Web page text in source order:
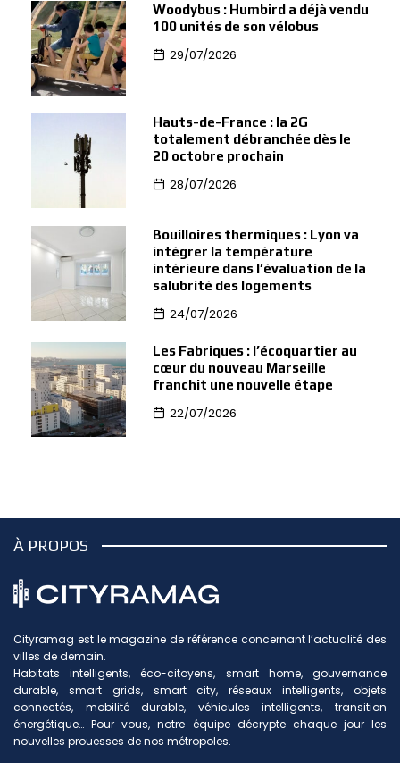
Woodybus : Humbird a déjà vendu
100 unités de son vélobus
29/07/2026
Hauts-de-France : la 2G
totalement débranchée dès le
20 octobre prochain
28/07/2026
Bouilloires thermiques : Lyon va
intégrer la température
intérieure dans l’évaluation de la
salubrité des logements
24/07/2026
Les Fabriques : l’écoquartier au
cœur du nouveau Marseille
franchit une nouvelle étape
22/07/2026
À PROPOS
Cityramag est le magazine de référence concernant l’actualité des
villes de demain.
Habitats intelligents, éco-citoyens, smart home, gouvernance
durable, smart grids, smart city, réseaux intelligents, objets
connectés, mobilité durable, véhicules intelligents, transition
énergétique… Pour vous, notre équipe décrypte chaque jour les
nouvelles prouesses de nos métropoles.